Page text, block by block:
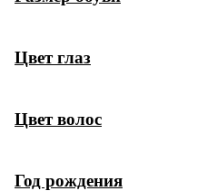
Цвет глаз
Цвет волос
Год рождения